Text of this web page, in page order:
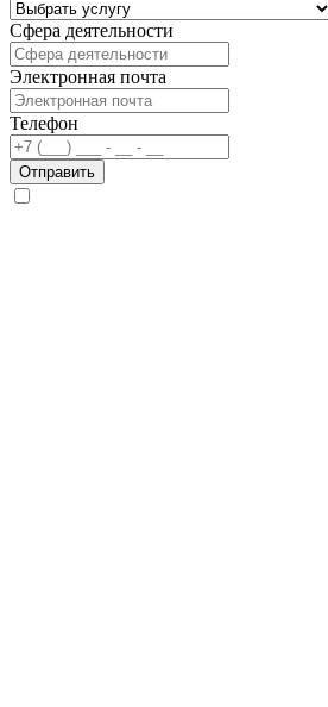
Сфера деятельности
Электронная почта
Телефон
Отправить